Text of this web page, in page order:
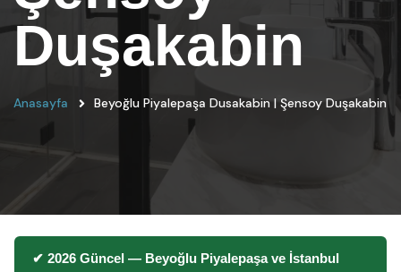
Duşakabin
Anasayfa Beyoğlu Piyalepaşa Dusakabin | Şensoy Duşakabin
✔ 2026 Güncel — Beyoğlu Piyalepaşa ve İstanbul